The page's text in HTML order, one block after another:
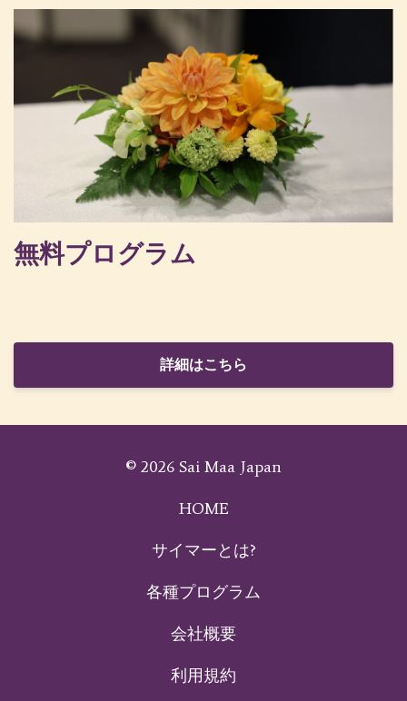
無料プログラム
詳細はこちら
© 2026 Sai Maa Japan
HOME
サイマーとは?
各種プログラム
会社概要
利用規約